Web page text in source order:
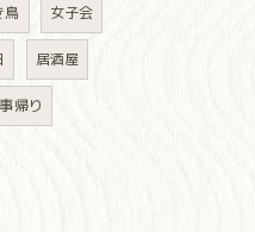
鳥 女子会
居酒屋
帰り